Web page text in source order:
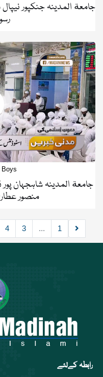
جامعة المدینہ جنکپور
Boys
جامعة المدینہ شاہجہان
منصور
1
...
3
4
رابطہ کےلئے